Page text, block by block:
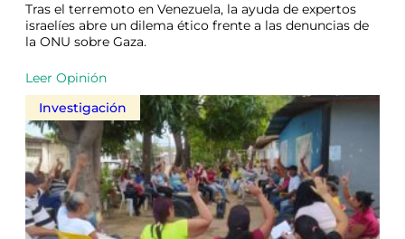
Tras el terremoto en Venezuela, la ayuda de expertos
israelíes abre un dilema ético frente a las denuncias de
la ONU sobre Gaza.
Leer Opinión
Investigación